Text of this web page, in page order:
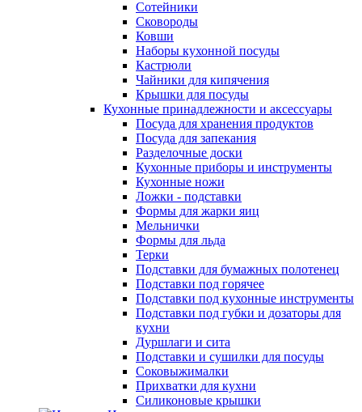
Сотейники
Сковороды
Ковши
Наборы кухонной посуды
Кастрюли
Чайники для кипячения
Крышки для посуды
Кухонные принадлежности и аксессуары
Посуда для хранения продуктов
Посуда для запекания
Разделочные доски
Кухонные приборы и инструменты
Кухонные ножи
Ложки - подставки
Формы для жарки яиц
Мельнички
Формы для льда
Терки
Подставки для бумажных полотенец
Подставки под горячее
Подставки под кухонные инструменты
Подставки под губки и дозаторы для
кухни
Дуршлаги и сита
Подставки и сушилки для посуды
Соковыжималки
Прихватки для кухни
Силиконовые крышки